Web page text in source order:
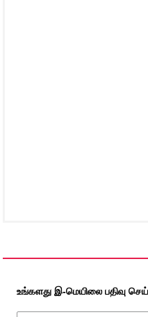
உங்களது இ-மெயிலை பதிவு